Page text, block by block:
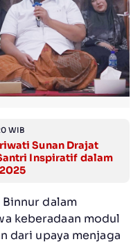
WIB
Sunan Drajat
Inspiratif dalam
dalam
keberadaan modul
dari upaya menjaga